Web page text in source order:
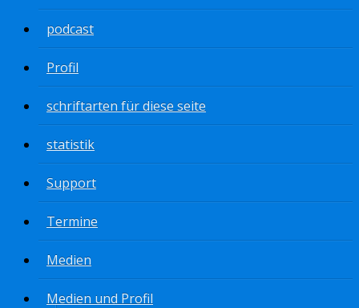
podcast
Profil
schriftarten für diese seite
statistik
Support
Termine
Medien
Medien und Profil